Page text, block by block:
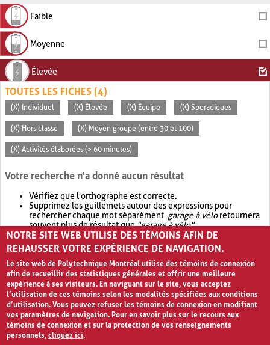
Faible
Moyenne
Élevée
TOUTES LES FICHES (4)
(X) Individuel (X) Élevée (X) Équipe (X) Sporadiques
(X) Hors classe (X) Moyen groupe (entre 30 et 100)
(X) Activités élaborées (> 60 minutes)
Votre recherche n'a donné aucun résultat
Vérifiez que l'orthographe est correcte.
Supprimez les guillemets autour des expressions pour
rechercher chaque mot séparément. garage à véloretournera
souvent plus de résultat que"garage à vélo".
Envisagez d'élargir votre recherche avec OR.garage OR vélo
retournera souvent plus de résultat quegarage à vélo
NOTRE SITE WEB UTILISE DES TÉMOINS AFIN DE
REHAUSSER VOTRE EXPÉRIENCE DE NAVIGATION.
Le site web de Polytechnique Montréal utilise des témoins de connexion
afin de recueillir des statistiques générales et offrir une meilleure
expérience à ses visiteurs. En naviguant sur le site, vous acceptez
l’utilisation de ces témoins selon les modalités spécifiées aux conditions
d’utilisation. Vous pouvez refuser les témoins de connexion en modifiant
vos paramètres de navigation. Pour en savoir plus sur le recours aux
témoins de connexion et sur la protection de vos renseignements
personnels,cliquez ici.